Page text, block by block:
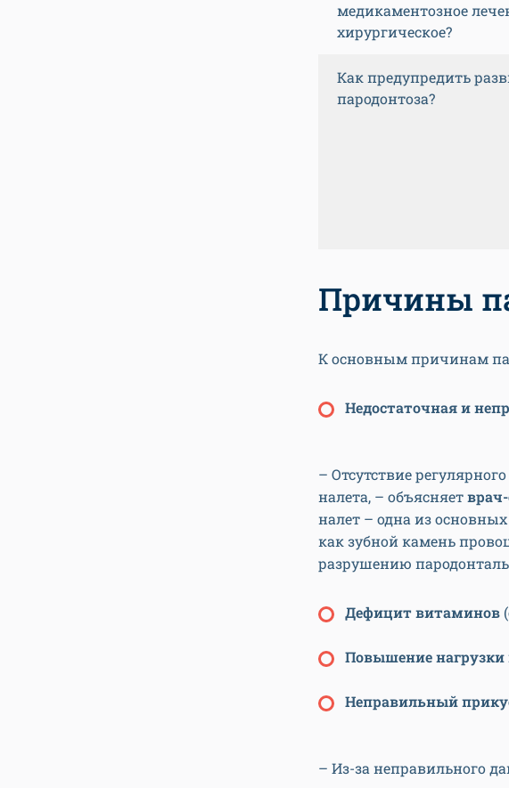
медикаментозное
хирургическое?
Как предупредить
пародонтоза?
Причины
К основным причинам
Недостаточная и
– Отсутствие
налета, – объясняет
налет – одна из
как зубной камень
разрушению
Дефицит витаминов
Повышение нагрузки
Неправильный
– Из-за неправильного